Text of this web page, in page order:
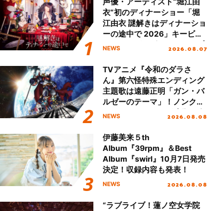
衣”初のディナーショー「堀
江由衣 謎解きはディナーショ
ーの途中で 2026」キービジ
ュアル＆グッズラインナップ
NEWS 2026.08.07
TVアニメ『令和のダラさ
ん』第六怪特殊エンディング
主題歌は遠藤正明「ガン・バ
ルゼーのテーマ」！ノンクレ
ジットエンディング映像も公
NEWS 2026.08.08
伊藤美来５th
Album『39rpm』＆Best
Album『swirl』10月7日発売
決定！収録内容も発表！
NEWS 2026.08.08
“ラブライブ！蓮ノ空女学院